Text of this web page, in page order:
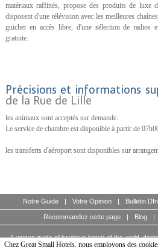
matériaux raffinés, propose des produits de luxe
disposent d'une télévision avec les meilleures
guichet en accès libre, d'une sélection de radios
gratuite.
Précisions et informations
de la Rue de Lille
les animaux sont acceptés sur demande.
Le service de chambre est disponible à partir de
les transferts d'aéroport sont disponibles sur
Notre Guide | Votre Opinion | Bulletin
Recommandez cette page | Blog |
A unique guide of boutique hotels of the world,
travellers.
Chez Great Small Hotels, nous employons des